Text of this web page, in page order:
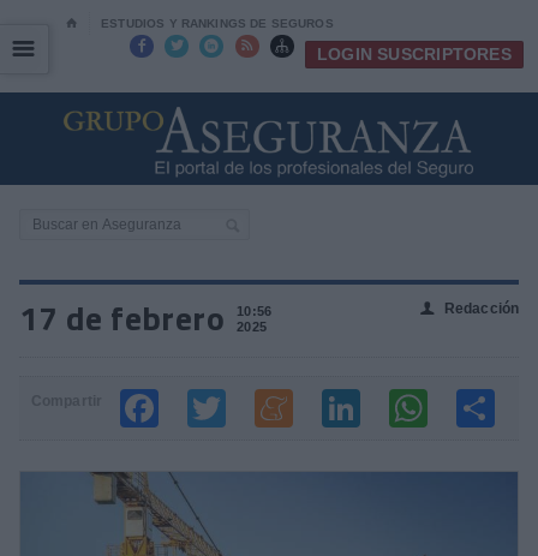
⌂ ESTUDIOS Y RANKINGS DE SEGUROS
     LOGIN SUSCRIPTORES
☰
☰
17 de febrero
10:56
2025
👤 Redacción